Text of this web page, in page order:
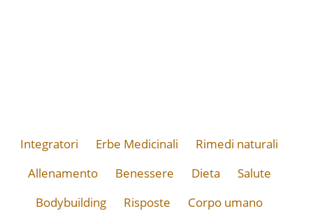
Integratori Erbe Medicinali
Rimedi naturali
Allenamento
Benessere Dieta
Salute
Bodybuilding
Risposte Corpo umano